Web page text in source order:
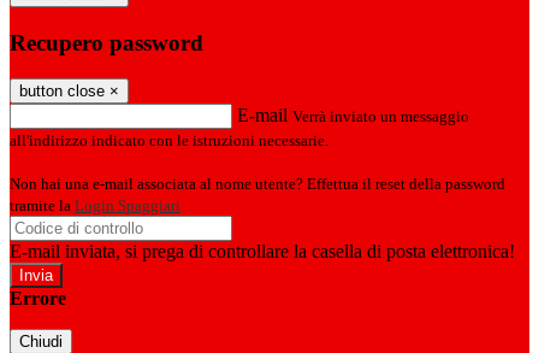
Recupero password
button close ×
E-mail Verrà inviato un messaggio
all'indirizzo indicato con le istruzioni necessarie.
Non hai una e-mail associata al nome utente? Effettua il reset della password
tramite la Login Spaggiari
E-mail inviata, si prega di controllare la casella di posta elettronica!
Errore
Chiudi